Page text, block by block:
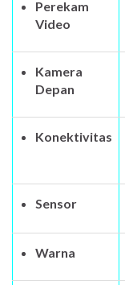
Perekam
Video
Kamera
Depan
Konektivitas
Sensor
Warna